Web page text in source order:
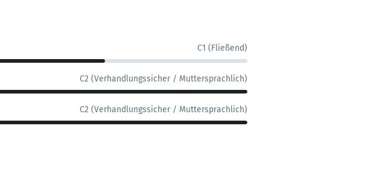
C1 (Fließend)
C2 (Verhandlungssicher / Muttersprachlich)
C2 (Verhandlungssicher / Muttersprachlich)